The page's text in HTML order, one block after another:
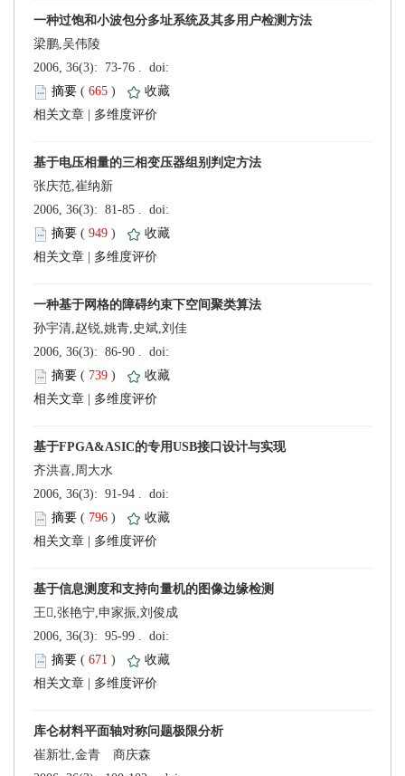
梁鹏,吴伟陵
(
)
张庆范,崔纳新
(
)
孙宇清,赵锐,姚青,史斌,刘佳
(
)
齐洪喜,周大水
(
)
王,张艳宁,申家振,刘俊成
(
)
崔新壮,金青 商庆森